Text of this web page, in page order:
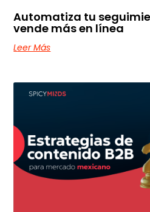
Automatiza tu
vende más en línea
Leer Más